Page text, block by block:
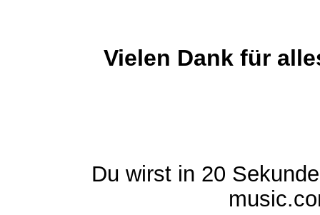
Vielen Dank für
Du wirst in 20